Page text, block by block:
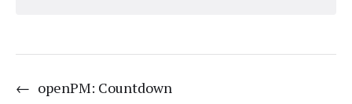
← openPM: Countdown